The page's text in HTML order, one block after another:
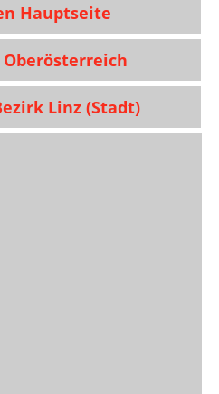
Hauptseite
Linz (Stadt)